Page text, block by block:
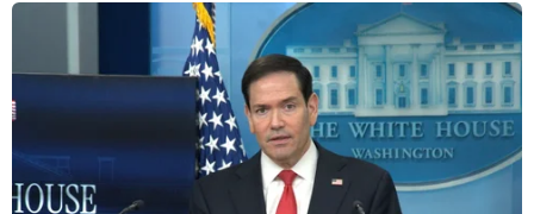
Quy định sử dụng
Hỗ trợ
TTXVN
Dịch vụ tin
Quảng cáo